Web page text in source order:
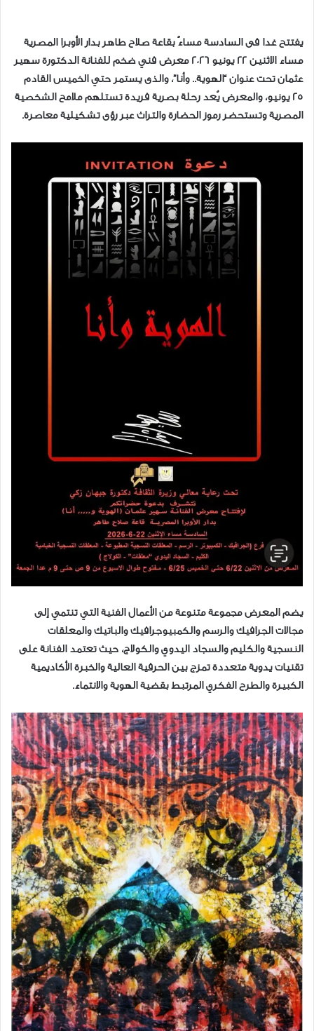
يفتتح غدا فى السادسة مساءً بقاعة صلاح طاهر بدار الأوبرا المصرية
مساء الاثنين 22 يونيو 2026 معرض فني ضخم للفنانة الدكتورة سهير
عثمان تحت عنوان “الهوية.. وأنا”، والذى يستمر حتي الخميس القادم
25 يونيو، والمعرض يُعد رحلة بصرية فريدة تستلهم ملامح الشخصية
المصرية وتستحضر رموز الحضارة والتراث عبر رؤى تشكيلية معاصرة.
يضم المعرض مجموعة متنوعة من الأعمال الفنية التي تنتمي إلى
مجالات الجرافيك والرسم والكمبيوجرافيك والباتيك والمعلقات
النسجية والكليم والسجاد اليدوي والكولاج، حيث تعتمد الفنانة على
تقنيات يدوية متعددة تمزج بين الحرفية العالية والخبرة الأكاديمية
الكبيرة والطرح الفكري المرتبط بقضية الهوية والانتماء.